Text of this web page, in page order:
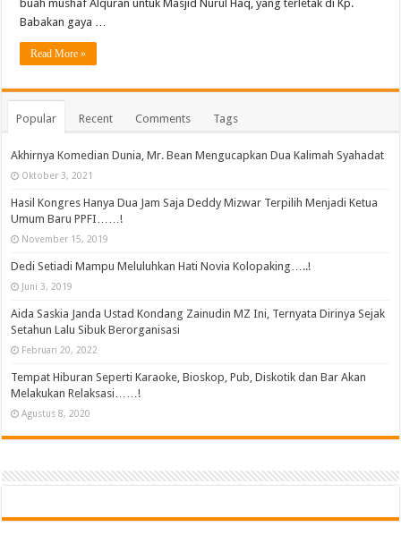
buah mushaf Alquran untuk Masjid Nurul Haq, yang terletak di Kp.
Babakan gaya …
Read More »
Popular Recent Comments Tags
Akhirnya Komedian Dunia, Mr. Bean Mengucapkan Dua Kalimah Syahadat
Oktober 3, 2021
Hasil Kongres Hanya Dua Jam Saja Deddy Mizwar Terpilih Menjadi Ketua
Umum Baru PPFI……!
November 15, 2019
Dedi Setiadi Mampu Meluluhkan Hati Novia Kolopaking…..!
Juni 3, 2019
Aida Saskia Janda Ustad Kondang Zainudin MZ Ini, Ternyata Dirinya Sejak
Setahun Lalu Sibuk Berorganisasi
Februari 20, 2022
Tempat Hiburan Seperti Karaoke, Bioskop, Pub, Diskotik dan Bar Akan
Melakukan Relaksasi……!
Agustus 8, 2020